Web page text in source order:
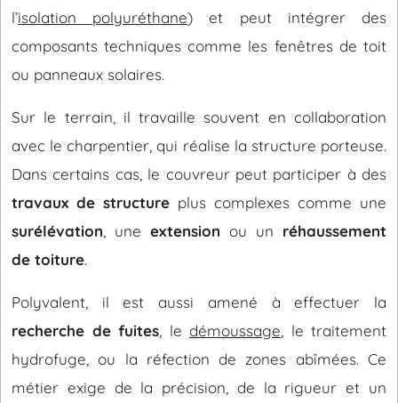
l’isolation polyuréthane) et peut intégrer des
composants techniques comme les fenêtres de toit
ou panneaux solaires.
Sur le terrain, il travaille souvent en collaboration
avec le charpentier, qui réalise la structure porteuse.
Dans certains cas, le couvreur peut participer à des
travaux de structure plus complexes comme une
surélévation , une extension ou un réhaussement
de toiture.
Polyvalent, il est aussi amené à effectuer la
recherche de fuites , le démoussage , le traitement
hydrofuge, ou la réfection de zones abîmées. Ce
métier exige de la précision, de la rigueur et un